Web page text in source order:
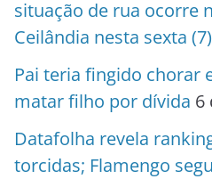
situação de rua ocorre
Ceilândia nesta sexta (7)
Pai teria fingido chorar
matar filho por dívida 6
Datafolha revela
torcidas; Flamengo